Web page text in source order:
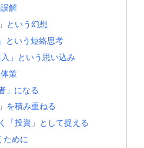
解
という幻想
という短絡思考
入」という思い込み
策
」になる
を積み重ねる
「投資」として捉える
ために